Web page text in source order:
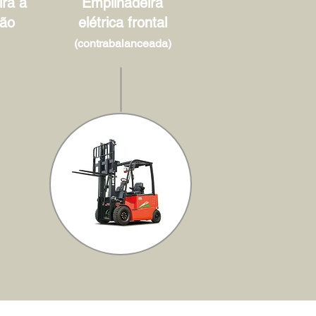
elétrica frontal
(contrabalanceada)